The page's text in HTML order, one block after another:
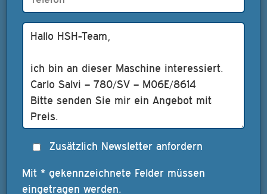
Zusätzlich Newsletter anfordern
Mit * gekennzeichnete Felder müssen
eingetragen werden.